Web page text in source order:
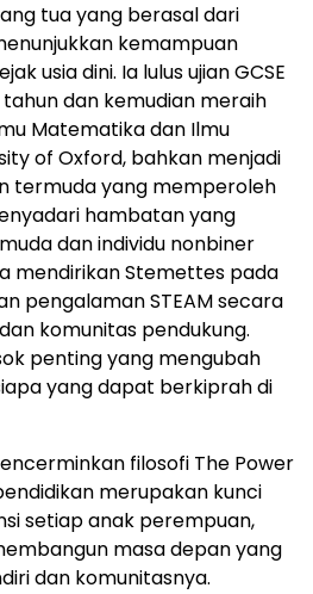
tua yang berasal dari
kemampuan
usia dini. Ia lulus ujian GCSE
dan kemudian meraih
Matematika dan Ilmu
of Oxford, bahkan menjadi
termuda yang memperoleh
hambatan yang
dan individu nonbiner
mendirikan Stemettes pada
pengalaman STEAM secara
komunitas pendukung.
penting yang mengubah
yang dapat berkiprah di
filosofi The Power
merupakan kunci
setiap anak perempuan,
masa depan yang
dan komunitasnya.